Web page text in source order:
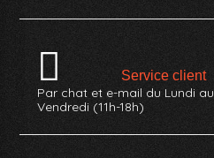
Service client
Par chat et e-mail du Lundi au
Vendredi (11h-18h)